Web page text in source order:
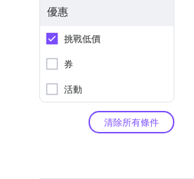
優惠
挑戰低價
券
活動
清除所有條件